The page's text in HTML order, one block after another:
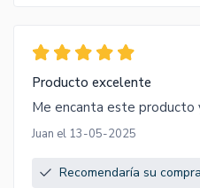
Producto excelente
Me encanta este producto
Juan el 13-05-2025
Recomendaría su compra